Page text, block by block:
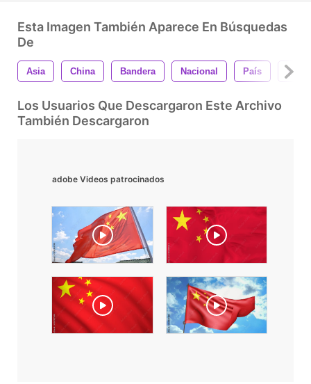
Esta Imagen También Aparece En Búsquedas
De
Asia China Bandera Nacional País
Los Usuarios Que Descargaron Este Archivo
También Descargaron
adobe Videos patrocinados